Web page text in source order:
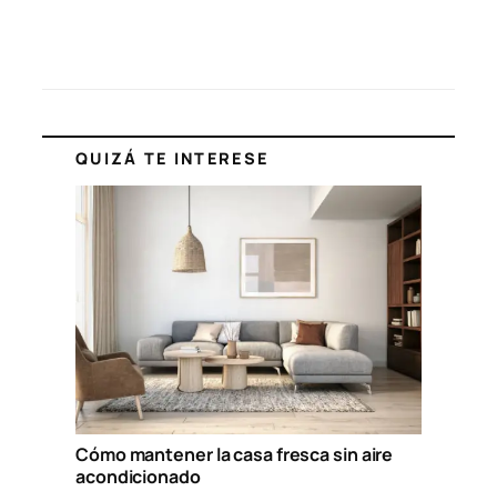
QUIZÁ TE INTERESE
Cómo mantener la casa fresca sin aire
acondicionado